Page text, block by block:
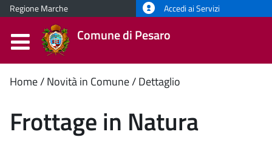
Regione Marche Accedi ai Servizi
Comune di Pesaro
Contenuto
principale
Home Novità in Comune Dettaglio
Frottage in Natura